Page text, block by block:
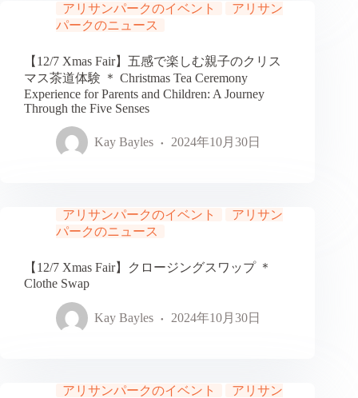
アリサンパークのイベント
アリサン
パークのニュース
【12/7 Xmas Fair】五感で楽しむ親子のクリス
マス茶道体験 ＊ Christmas Tea Ceremony
Experience for Parents and Children: A Journey
Through the Five Senses
Kay Bayles 2024年10月30日
アリサンパークのイベント
アリサン
パークのニュース
【12/7 Xmas Fair】クロージングスワップ ＊
Clothe Swap
Kay Bayles 2024年10月30日
アリサンパークのイベント
アリサン